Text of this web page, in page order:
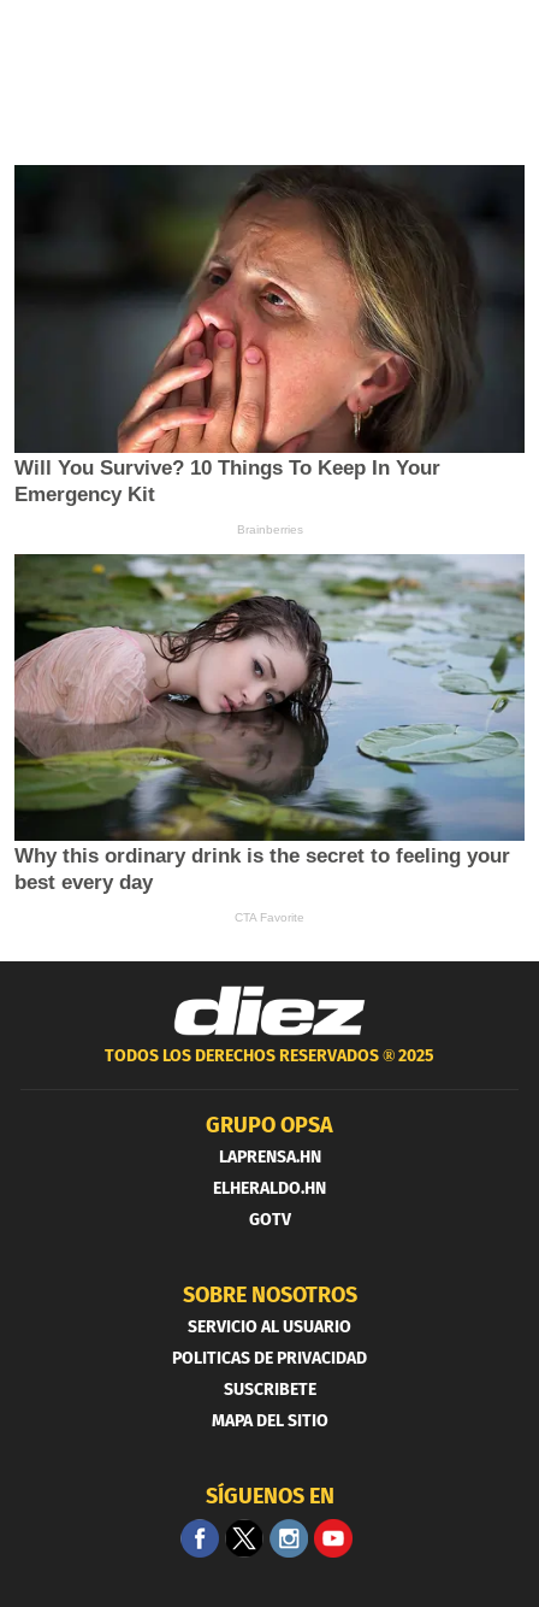
TODOS LOS DERECHOS RESERVADOS ®2025
GRUPO OPSA
LAPRENSA.HN
ELHERALDO.HN
GOTV
SOBRE NOSOTROS
SERVICIO AL USUARIO
POLITICAS DE PRIVACIDAD
SUSCRIBETE
MAPA DEL SITIO
SÍGUENOS EN